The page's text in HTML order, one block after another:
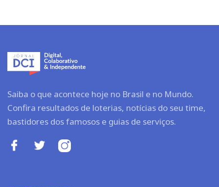
Saiba o que acontece hoje no Brasil e no Mundo.
Confira resultados de loterias, notícias do seu time,
bastidores dos famosos e guias de serviços.